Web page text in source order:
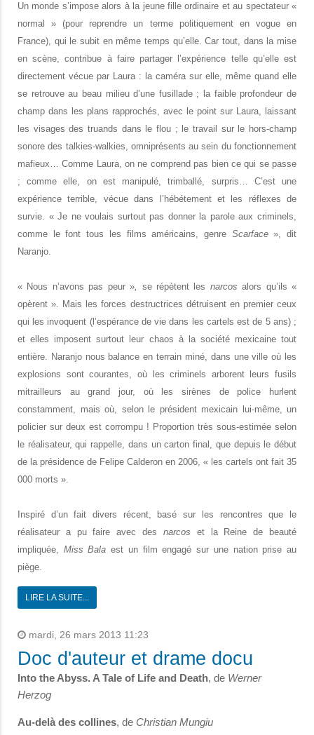
Un monde s’impose alors à la jeune fille ordinaire et au spectateur «
normal » (pour reprendre un terme politiquement en vogue en
France), qui le subit en même temps qu’elle. Car tout, dans la mise
en scène, contribue à faire partager l’expérience telle qu’elle est
directement vécue par Laura : la caméra sur elle, même quand elle
se retrouve au beau milieu d’une fusillade ; la faible profondeur de
champ dans les plans rapprochés, avec le point sur Laura, laissant
les visages des truands dans le flou ; le travail sur le hors-champ
sonore des talkies-walkies, omniprésents au sein du fonctionnement
mafieux… Comme Laura, on ne comprend pas bien ce qui se passe
; comme elle, on est manipulé, trimballé, surpris… C’est une
expérience terrible, vécue dans l’hébétement et les réflexes de
survie. « Je ne voulais surtout pas donner la parole aux criminels,
comme le font tous les films américains, genre Scarface», dit
Naranjo.
« Nous n’avons pas peur », se répètent les narcos alors qu’ils «
opèrent ». Mais les forces destructrices détruisent en premier ceux
qui les invoquent (l’espérance de vie dans les cartels est de 5 ans) ;
et elles imposent surtout leur chaos à la société mexicaine tout
entière. Naranjo nous balance en terrain miné, dans une ville où les
explosions sont courantes, où les criminels arborent leurs fusils
mitrailleurs au grand jour, où les sirènes de police hurlent
constamment, mais où, selon le président mexicain lui-même, un
policier sur deux est corrompu ! Proportion très sous-estimée selon
le réalisateur, qui rappelle, dans un carton final, que depuis le début
de la présidence de Felipe Calderon en 2006, « les cartels ont fait 35
000 morts ».
Inspiré d’un fait divers récent, basé sur les rencontres que le
réalisateur a pu faire avec des narcos et la Reine de beauté
impliquée, Miss Bala est un film engagé sur une nation prise au
piège.
LIRE LA SUITE...
mardi, 26 mars 2013 11:23
Doc d'auteur et drame docu
Into the Abyss. A Tale of Life and Death, de Werner
Herzog
Au-delà des collines, de Christian Mungiu